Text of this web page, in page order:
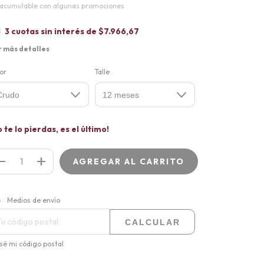
con algunas promociones
3 cuotas sin interés de $7.966,67
más detalles
Talle
te lo pierdas, es el último!
para el CP:
Medios de envío
CALCULAR
mi código postal